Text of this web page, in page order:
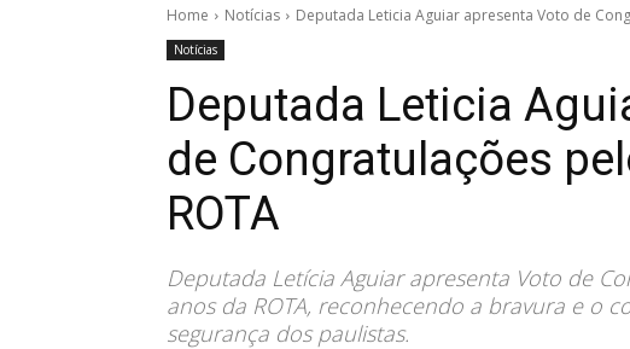
Home Notícias Deputada Leticia Aguiar apresenta Voto de
Notícias
Deputada Leticia
de Congratulações
ROTA
Deputada Letícia Aguiar apresenta Voto de
anos da ROTA, reconhecendo a bravura e o
segurança dos paulistas.